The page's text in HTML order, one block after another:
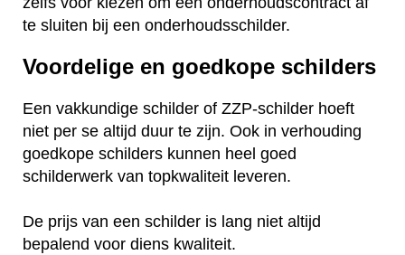
te sluiten bij een onderhoudsschilder.
Voordelige en goedkope schilders
Een vakkundige schilder of ZZP-schilder hoeft
niet per se altijd duur te zijn. Ook in verhouding
goedkope schilders kunnen heel goed
schilderwerk van topkwaliteit leveren.
De prijs van een schilder is lang niet altijd
bepalend voor diens kwaliteit.